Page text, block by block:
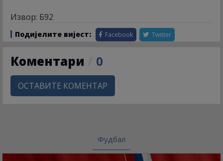
Извор: Б92
Подијелите вијест: Facebook Twitter
Коментари 0
ОСТАВИТЕ КОМЕНТАР
Фудбал